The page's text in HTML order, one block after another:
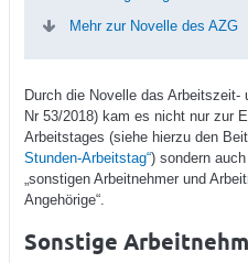
Mehr zur Novelle des AZG
Durch die Novelle das
Nr 53/2018) kam es nicht nur zur
Arbeitstages (siehe hierzu den
Stunden-Arbeitstag“) sondern
„sonstigen Arbeitnehmer und
Angehörige“.
Sonstige